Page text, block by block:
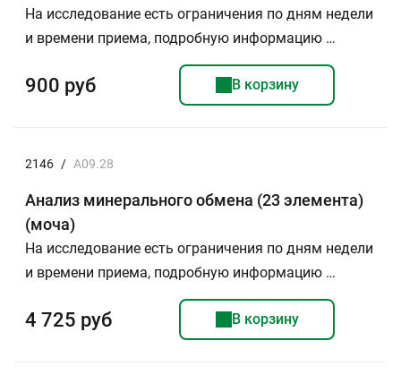
На исследование есть ограничения по дням недели
и времени приема, подробную информацию …
900 руб В корзину
2146 / A09.28
Анализ минерального обмена (23 элемента)
(моча)
На исследование есть ограничения по дням недели
и времени приема, подробную информацию …
4 725 руб В корзину